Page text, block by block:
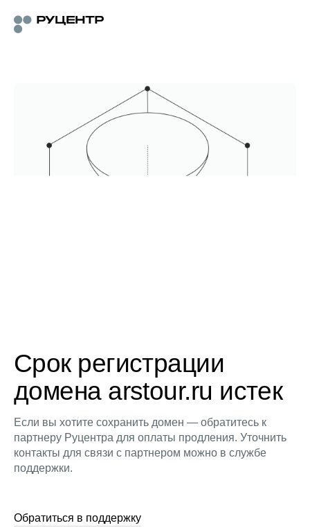
Срок регистрации
домена arstour.ru истек
Если вы хотите сохранить домен — обратитесь к
партнеру Руцентра для оплаты продления. Уточнить
контакты для связи с партнером можно в службе
поддержки.
Обратиться в поддержку